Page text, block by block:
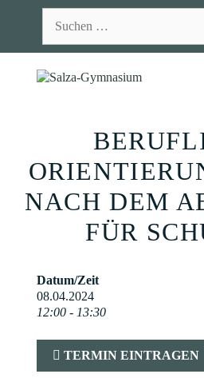
nach:
NACH DEM
FÜR
Datum/Zeit
08.04.2024
12:00 - 13:30
TERMIN EINTRAGEN